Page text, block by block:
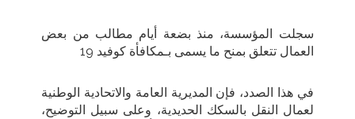
سجلت المؤسسة، منذ بضعة أيام مطالب من بعض
العمال تتعلق بمنح ما يسمى بـمكافأة كوفيد 19
في هذا الصدد، فإن المديرية العامة والاتحادية الوطنية
لعمال النقل بالسكك الحديدية، وعلى سبيل التوضيح،